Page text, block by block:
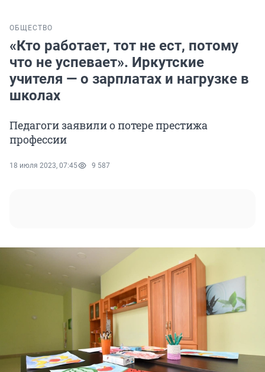
ОБЩЕСТВО
«Кто работает, тот не ест, потому
что не успевает». Иркутские
учителя — о зарплатах и нагрузке в
школах
Педагоги заявили о потере престижа
профессии
18 июля 2023, 07:45 9 587